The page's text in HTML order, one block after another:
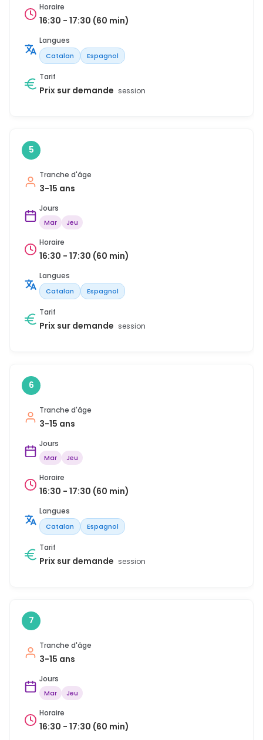
Horaire
16:30 - 17:30 (60 min)
Langues
Catalan Espagnol
Tarif
Prix sur demande session
5
Tranche d'âge
3-15 ans
Jours
Mar Jeu
Horaire
16:30 - 17:30 (60 min)
Langues
Catalan Espagnol
Tarif
Prix sur demande session
6
Tranche d'âge
3-15 ans
Jours
Mar Jeu
Horaire
16:30 - 17:30 (60 min)
Langues
Catalan Espagnol
Tarif
Prix sur demande session
7
Tranche d'âge
3-15 ans
Jours
Mar Jeu
Horaire
16:30 - 17:30 (60 min)